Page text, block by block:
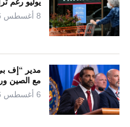
8 أغسطس 2026
مدير “إف
مع الصين
6 أغسطس 2026